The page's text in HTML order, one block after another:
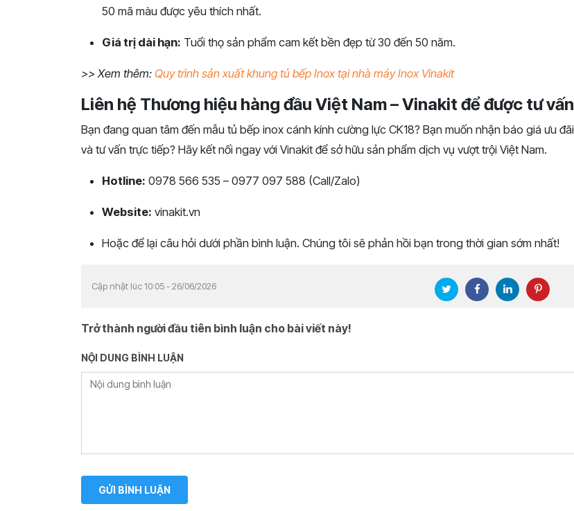
50 mã màu được yêu thích nhất.
Giá trị dài hạn: Tuổi thọ sản phẩm cam kết bền đẹp từ 30 đến 50 năm.
>> Xem thêm: Quy trình sản xuất khung tủ bếp Inox tại nhà máy Inox Vinakit
Liên hệ Thương hiệu hàng đầu Việt Nam – Vinakit để được tư vấn
Bạn đang quan tâm đến mẫu tủ bếp inox cánh kính cường lực CK18? Bạn muốn nhận báo giá ưu đãi
và tư vấn trực tiếp? Hãy kết nối ngay với Vinakit để sở hữu sản phẩm dịch vụ vượt trội Việt Nam.
Hotline: 0978 566 535 – 0977 097 588 (Call/Zalo)
Website: vinakit.vn
Hoặc để lại câu hỏi dưới phần bình luận. Chúng tôi sẽ phản hồi bạn trong thời gian sớm nhất!
Cập nhật lúc 10:05 - 26/06/2026
Trở thành người đầu tiên bình luận cho bài viết này!
NỘI DUNG BÌNH LUẬN